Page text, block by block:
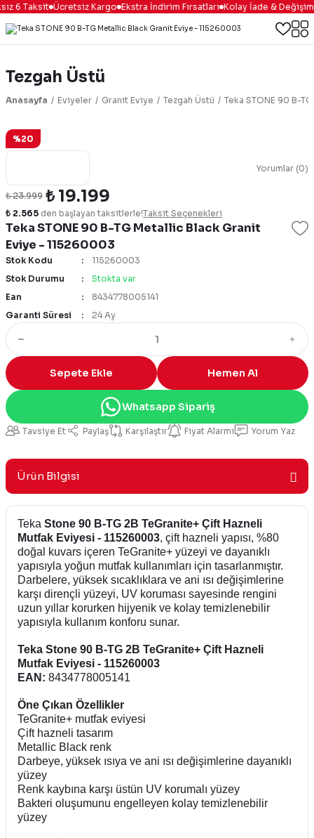
6 Taksit Ücretsiz Kargo Ekstra İndirim Fırsatları Kolay İade & Değişim
Tezgah Üstü
Anasayfa Eviyeler Granit Eviye Tezgah Üstü Teka STONE 90 B-
%20
Yorumlar (0)
Teka STONE 90 B-TG Metallic Black Granit
Eviye - 115260003
₺ 23.999 ₺ 19.199
₺ 2.565 den başlayan taksitlerle!Taksit Seçenekleri
Stok Kodu
115260003
Stok Durumu
Stokta var
Ean
8434778005141
Garanti Süresi
24 Ay
Sepete Ekle Hemen Al
Whatsapp Sipariş
Tavsiye Et Paylaş Karşılaştır Fiyat Alarmı Yorum Yaz
Ürün Bilgisi
Teka Stone 90 B-TG 2B TeGranite+ Çift Hazneli
Mutfak Eviyesi - 115260003, çift hazneli yapısı, %80
doğal kuvars içeren TeGranite+ yüzeyi ve dayanıklı
yapısıyla yoğun mutfak kullanımları için tasarlanmıştır.
Darbelere, yüksek sıcaklıklara ve ani ısı değişimlerine
karşı dirençli yüzeyi, UV koruması sayesinde rengini
uzun yıllar korurken hijyenik ve kolay temizlenebilir
yapısıyla kullanım konforu sunar.
Teka Stone 90 B-TG 2B TeGranite+ Çift Hazneli
Mutfak Eviyesi - 115260003
EAN: 8434778005141
Öne Çıkan Özellikler
TeGranite+ mutfak eviyesi
Çift hazneli tasarım
Metallic Black renk
Darbeye, yüksek ısıya ve ani ısı değişimlerine dayanıklı
yüzey
Renk kaybına karşı üstün UV korumalı yüzey
Bakteri oluşumunu engelleyen kolay temizlenebilir
yüzey